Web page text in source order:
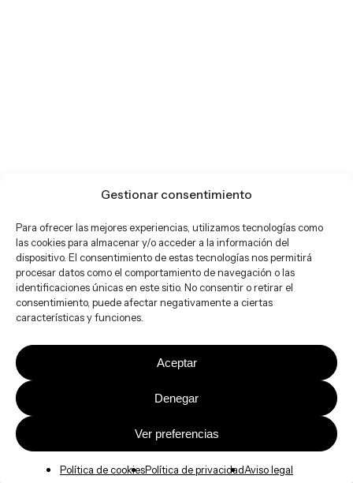
Gestionar consentimiento
Para ofrecer las mejores experiencias, utilizamos tecnologías como
las cookies para almacenar y/o acceder a la información del
dispositivo. El consentimiento de estas tecnologías nos permitirá
procesar datos como el comportamiento de navegación o las
identificaciones únicas en este sitio. No consentir o retirar el
consentimiento, puede afectar negativamente a ciertas
características y funciones.
Aceptar
Denegar
Ver preferencias
Política de cookiesPolítica de privacidadAviso legal